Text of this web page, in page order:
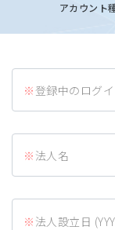
アカウント
登録中のログイ
法人名
法人設立日